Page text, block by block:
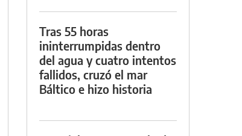
Tras 55 horas
ininterrumpidas dentro
del agua y cuatro intentos
fallidos, cruzó el mar
Báltico e hizo historia